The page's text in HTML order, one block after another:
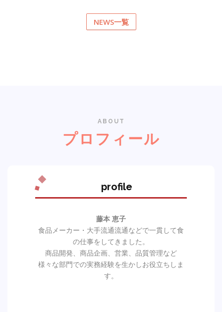
NEWS一覧
ABOUT
プロフィール
profile
藤本 恵子
食品メーカー・大手流通流通などで一貫して食
の仕事をしてきました。
商品開発、商品企画、営業、品質管理など
様々な部門での実務経験を生かしお役立ちしま
す。